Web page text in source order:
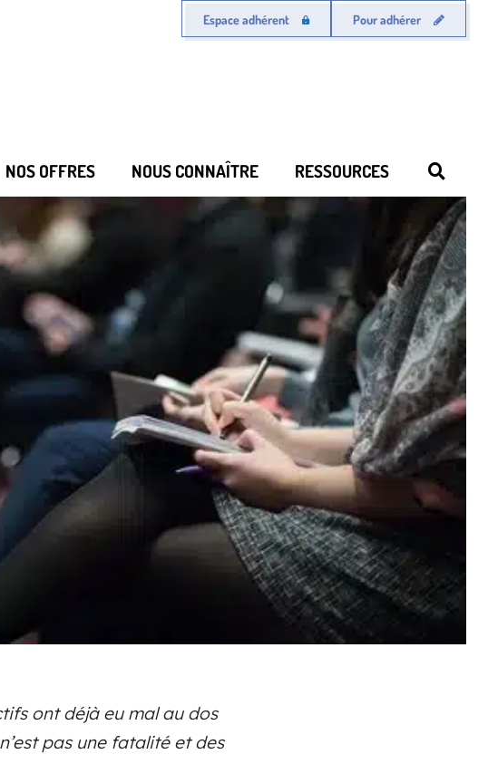
Espace adhérent Pour adhérer
NOS OFFRES NOUS CONNAÎTRE RESSOURCES
ont déjà eu mal au dos
pas une fatalité et des